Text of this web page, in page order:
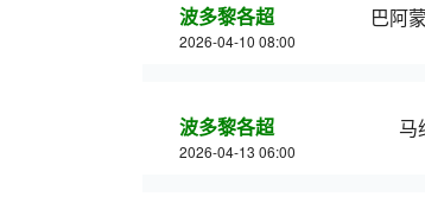
波多黎各超
2026-04-10 08:00
巴阿
波多黎各超
2026-04-13 06:00
马